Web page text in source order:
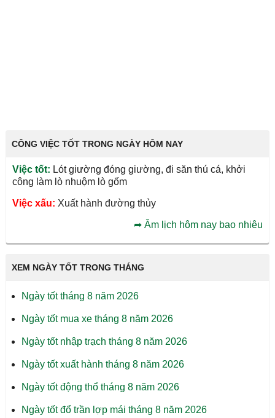
CÔNG VIỆC TỐT TRONG NGÀY HÔM NAY
Việc tốt: Lót giường đóng giường, đi săn thú cá, khởi
công làm lò nhuộm lò gốm
Việc xấu: Xuất hành đường thủy
➦Âm lịch hôm nay bao nhiêu
XEM NGÀY TỐT TRONG THÁNG
Ngày tốt tháng 8 năm 2026
Ngày tốt mua xe tháng 8 năm 2026
Ngày tốt nhập trạch tháng 8 năm 2026
Ngày tốt xuất hành tháng 8 năm 2026
Ngày tốt động thổ tháng 8 năm 2026
Ngày tốt đổ trần lợp mái tháng 8 năm 2026